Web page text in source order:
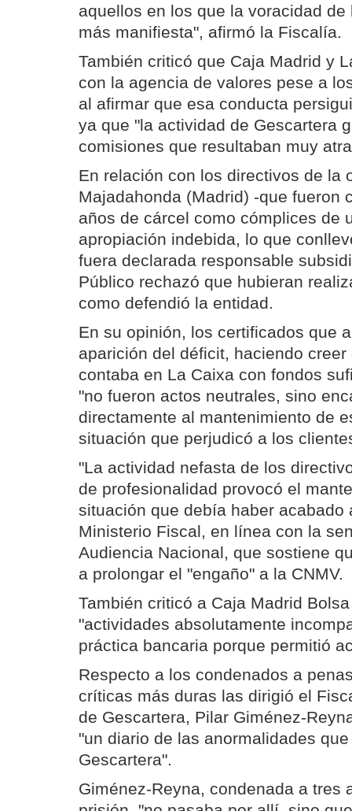
aquellos en los que la voracidad
más manifiesta", afirmó la Fiscalía.
También criticó que Caja Madrid y
con la agencia de valores pese a
al afirmar que esa conducta
ya que "la actividad de Gescartera
comisiones que resultaban muy
En relación con los directivos de la
Majadahonda (Madrid) -que fueron
años de cárcel como cómplices de
apropiación indebida, lo que
fuera declarada responsable
Público rechazó que hubieran
como defendió la entidad.
En su opinión, los certificados que
aparición del déficit, haciendo creer
contaba en La Caixa con fondos
"no fueron actos neutrales, sino
directamente al mantenimiento de
situación que perjudicó a los
"La actividad nefasta de los
de profesionalidad provocó el
situación que debía haber acabado
Ministerio Fiscal, en línea con la
Audiencia Nacional, que sostiene
a prolongar el "engaño" a la CNMV.
También criticó a Caja Madrid
"actividades absolutamente
práctica bancaria porque permitió
Respecto a los condenados a
críticas más duras las dirigió el
de Gescartera, Pilar Giménez-
"un diario de las anormalidades
Gescartera".
Giménez-Reyna, condenada a tres